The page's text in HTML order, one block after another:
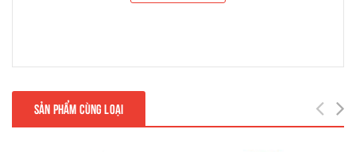
SẢN PHẨM CÙNG LOẠI